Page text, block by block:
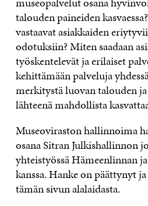
talouden paineiden
vastaavat asiakkaiden
odotuksiin? Miten saadaan
työskentelevät ja erilaiset
kehittämään palveluja
merkitystä luovan talouden
lähteenä mahdollista
Museoviraston hallinnoima
osana Sitran Julkishallinnon
yhteistyössä Hämeenlinnan
kanssa. Hanke on päättynyt
tämän sivun alalaidasta.